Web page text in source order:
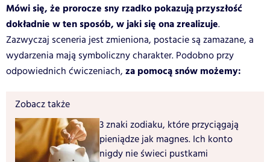
Mówi się, że prorocze sny rzadko pokazują przyszłość
dokładnie w ten sposób, w jaki się ona zrealizuje.
Zazwyczaj sceneria jest zmieniona, postacie są zamazane, a
wydarzenia mają symboliczny charakter. Podobno przy
odpowiednich ćwiczeniach, za pomocą snów możemy:
Zobacz także
3 znaki zodiaku, które przyciągają
pieniądze jak magnes. Ich konto
nigdy nie świeci pustkami